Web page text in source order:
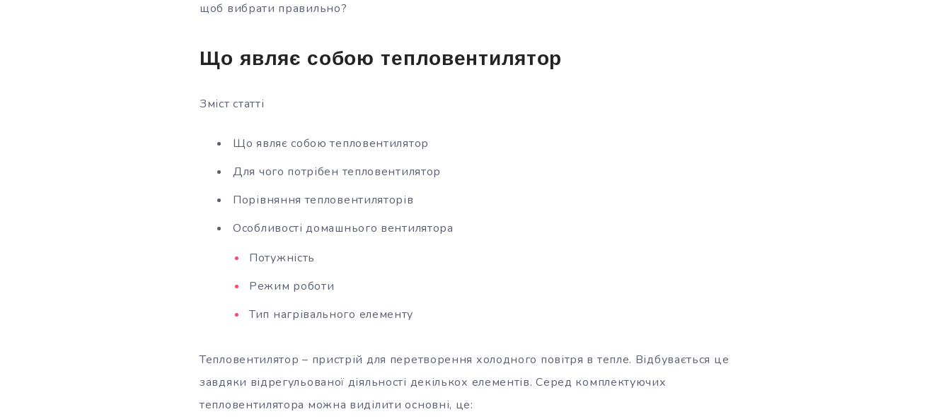
щоб вибрати правильно?
Що являє собою тепловентилятор
Зміст статті
Що являє собою тепловентилятор
Для чого потрібен тепловентилятор
Порівняння тепловентиляторів
Особливості домашнього вентилятора
Потужність
Режим роботи
Тип нагрівального елементу
Тепловентилятор – пристрій для перетворення холодного повітря в тепле. Відбувається це
завдяки відрегульованої діяльності декількох елементів. Серед комплектуючих
тепловентилятора можна виділити основні, це: